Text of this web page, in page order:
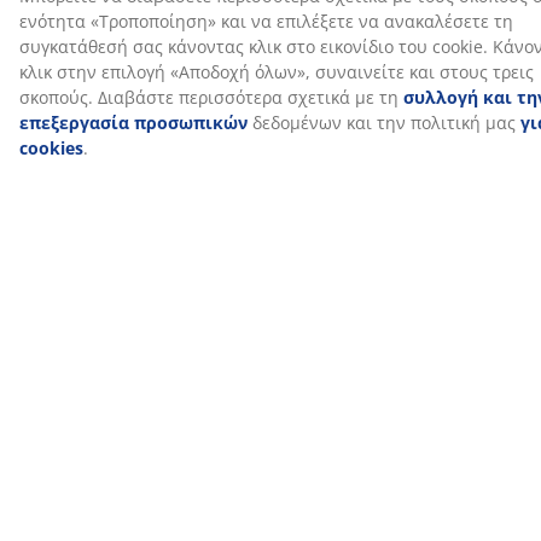
κατάλληλο πάπλωμα
Για να μάθετε περισσότερα σχετικά με το ποιο
πάπλωμα είναι κατάλληλο για εσάς, διαβάστε τους
οδηγούς μας ή επισκεφθείτε το τοπικό κατάστημα JYSK
για εξατομικευμένη καθοδήγηση από το εξειδικευμένο
προσωπικό μας. Δοκιμάστε διαφορετικά παπλώματα